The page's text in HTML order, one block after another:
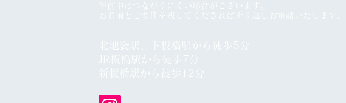
午前中はつながりにくい場合がございます。
​お名前とご要件を残してくだされば折り返しお電話いたします。
北池袋駅、下板橋駅から徒歩5分
JR板橋駅から徒歩7分
​
新板橋駅から徒歩12分